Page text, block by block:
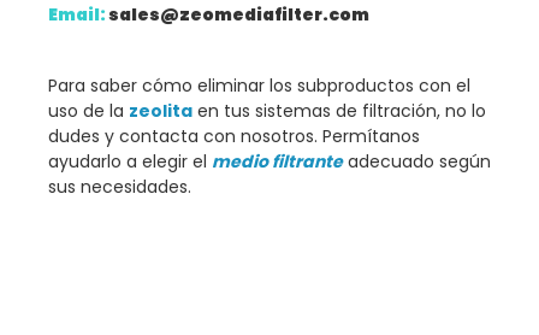
Email:sales@zeomediafilter.com
Para saber cómo eliminar los subproductos con el
uso de la zeolita en tus sistemas de filtración, no lo
dudes y contacta con nosotros. Permítanos
ayudarlo a elegir el medio filtrante adecuado según
sus necesidades.